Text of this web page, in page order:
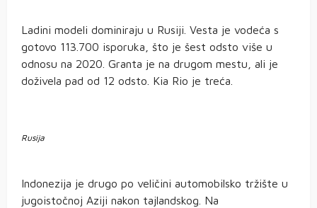
Ladini modeli dominiraju u Rusiji. Vesta je vodeća s
gotovo 113.700 isporuka, što je šest odsto više u
odnosu na 2020. Granta je na drugom mestu, ali je
doživela pad od 12 odsto. Kia Rio je treća.
Rusija
Indonezija je drugo po veličini automobilsko tržište u
jugoistočnoj Aziji nakon tajlandskog. Na